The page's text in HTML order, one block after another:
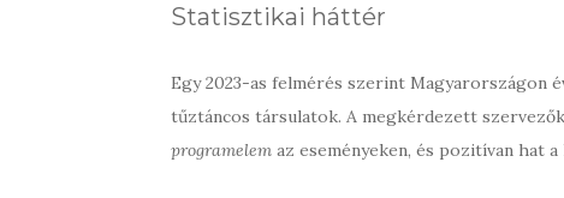
Statisztikai háttér
Egy 2023-as felmérés szerint Magyarországon
tűztáncos társulatok. A megkérdezett
programelem az eseményeken, és pozitívan hat